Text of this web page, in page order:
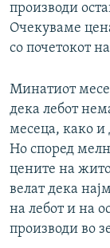
производи
Очекуваме
со почетокот
Минатиот
дека лебот
месеца, како и
Но според
цените на
велат дека
на лебот и на
производи во